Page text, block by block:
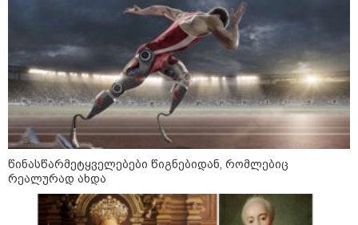
ქართველთან - ალინა კაბაევას
საიდუმლო ცხოვრება: როგორ
გამოიყურებოდა ის პლასტიკურ
ოპერაციებამდე
14:20 / 08-08-2026
"ქალაქი დავთმე, მაგრამ
ქალურობა - არა. ვერ იჯერებენ
ფერმერი თუ ვარ" - როგორ
ცხოვრობს ახალგაზრდა ქალი,
გადავიდა და ფერმერი გახდა
წინასწარმეტყველებები წიგნებიდან, რომლებიც
რეალურად ახდა